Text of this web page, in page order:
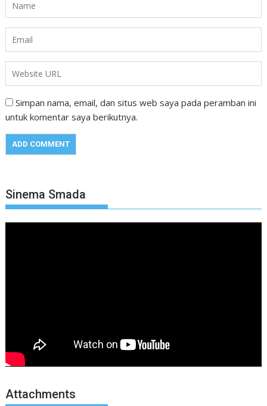
Simpan nama, email, dan situs web saya pada peramban ini
untuk komentar saya berikutnya.
Sinema Smada
Attachments